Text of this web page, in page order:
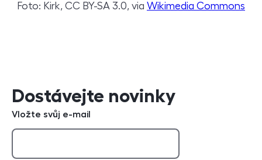
Foto: Kirk, CC BY-SA 3.0, via Wikimedia Commons
Dostávejte novinky
Vložte svůj e-mail